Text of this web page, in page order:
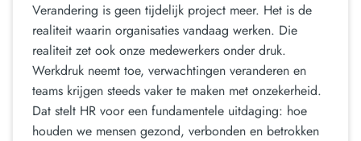
Verandering is geen tijdelijk project meer. Het is de
realiteit waarin organisaties vandaag werken. Die
realiteit zet ook onze medewerkers onder druk.
Werkdruk neemt toe, verwachtingen veranderen en
teams krijgen steeds vaker te maken met onzekerheid.
Dat stelt HR voor een fundamentele uitdaging: hoe
houden we mensen gezond, verbonden en betrokken